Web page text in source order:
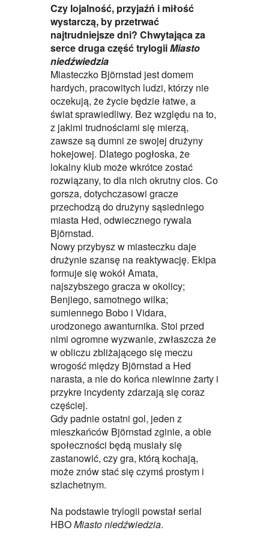
Czy lojalność, przyjaźń i miłość
wystarczą, by przetrwać
najtrudniejsze dni? Chwytająca za
serce druga część trylogiiMiasto
niedźwiedzia
Miasteczko Björnstad jest domem
hardych, pracowitych ludzi, którzy nie
oczekują, że życie będzie łatwe, a
świat sprawiedliwy. Bez względu na to,
z jakimi trudnościami się mierzą,
zawsze są dumni ze swojej drużyny
hokejowej. Dlatego pogłoska, że
lokalny klub może wkrótce zostać
rozwiązany, to dla nich okrutny cios. Co
gorsza, dotychczasowi gracze
przechodzą do drużyny sąsiedniego
miasta Hed, odwiecznego rywala
Björnstad.
Nowy przybysz w miasteczku daje
drużynie szansę na reaktywację. Ekipa
formuje się wokół Amata,
najszybszego gracza w okolicy;
Benjiego, samotnego wilka;
sumiennego Bobo i Vidara,
urodzonego awanturnika. Stoi przed
nimi ogromne wyzwanie, zwłaszcza że
w obliczu zbliżającego się meczu
wrogość między Björnstad a Hed
narasta, a nie do końca niewinne żarty i
przykre incydenty zdarzają się coraz
częściej.
Gdy padnie ostatni gol, jeden z
mieszkańców Björnstad zginie, a obie
społeczności będą musiały się
zastanowić, czy gra, którą kochają,
może znów stać się czymś prostym i
szlachetnym.
Na podstawie trylogii powstał serial
HBOMiasto niedźwiedzia.